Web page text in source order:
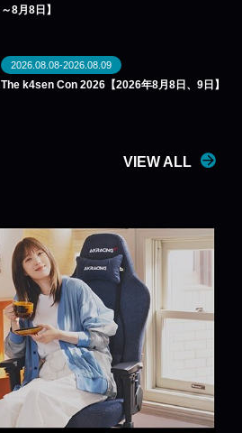
～8月8日】
2026.08.08-2026.08.09
The k4sen Con 2026【2026年8月8日、9日】
VIEW ALL